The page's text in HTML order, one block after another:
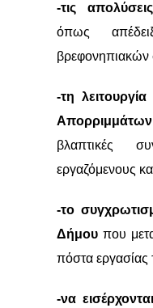
-τις
όπως
-τη
Απορριμμάτων
βλαπτικές
εργαζόμενους
-το
Δήμου που
πόστα εργασίας
-να